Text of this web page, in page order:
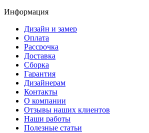
Информация
Дизайн и замер
Оплата
Рассрочка
Доставка
Сборка
Гарантия
Дизайнерам
Контакты
О компании
Отзывы наших клиентов
Наши работы
Полезные статьи